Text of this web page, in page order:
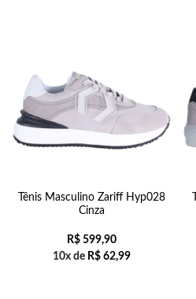
Tênis Masculino Zariff Hyp028
Cinza
R$599,90
10x de R$62,99